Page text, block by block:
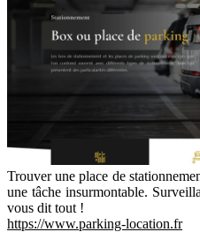
Trouver une place de
une tâche insurmontable.
vous dit tout !
https://www.parking-location.fr